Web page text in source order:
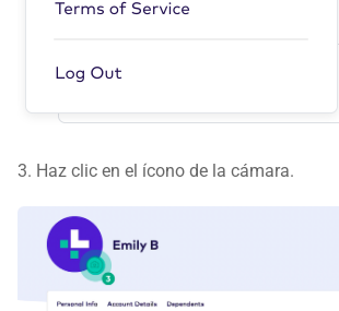
3. Haz clic en el ícono de la cámara.